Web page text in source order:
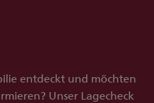
entdeckt und möchten
Unser Lagecheck